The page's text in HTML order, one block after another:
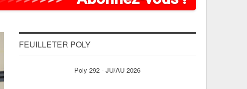
FEUILLETER POLY
Poly 292 - JU/AU 2026